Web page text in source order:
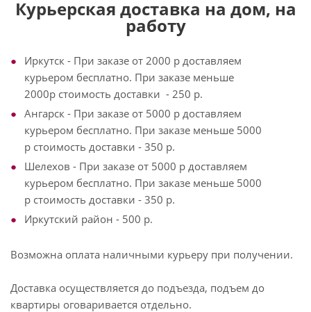
Курьерская доставка на дом, на
работу
Иркутск - При заказе от 2000 р доставляем
курьером бесплатно. При заказе меньше
2000р стоимость доставки - 250 р.
Ангарск - При заказе от 5000 р доставляем
курьером бесплатно. При заказе меньше 5000
р стоимость доставки - 350 р.
Шелехов - При заказе от 5000 р доставляем
курьером бесплатно. При заказе меньше 5000
р стоимость доставки - 350 р.
Иркутский район - 500 р.
Возможна оплата наличными курьеру при получении.
Доставка осуществляется до подъезда, подъем до
квартиры оговаривается отдельно.